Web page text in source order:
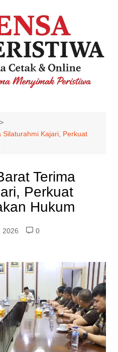
Silaturahmi Kajari, Perkuat
Terima
Perkuat
Hukum
2026
0